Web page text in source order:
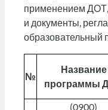
применением ДОТ,
и документы,
образовательный
№
Название
программы
(0900)